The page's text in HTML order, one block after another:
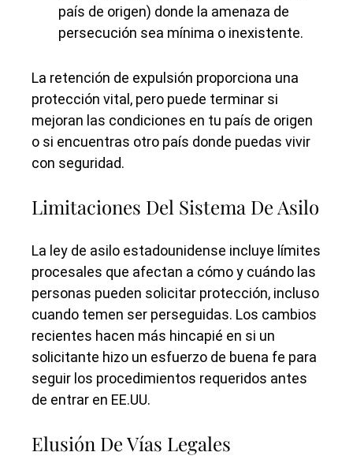
país de origen) donde la amenaza de
persecución sea mínima o inexistente.
La retención de expulsión proporciona una
protección vital, pero puede terminar si
mejoran las condiciones en tu país de origen
o si encuentras otro país donde puedas vivir
con seguridad.
Limitaciones Del Sistema De Asilo
La ley de asilo estadounidense incluye límites
procesales que afectan a cómo y cuándo las
personas pueden solicitar protección, incluso
cuando temen ser perseguidas. Los cambios
recientes hacen más hincapié en si un
solicitante hizo un esfuerzo de buena fe para
seguir los procedimientos requeridos antes
de entrar en EE.UU.
Elusión De Vías Legales